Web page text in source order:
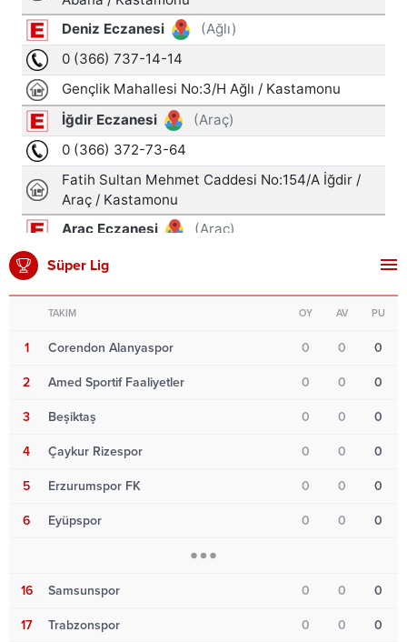
Süper Lig
TAKIM OY AV PU
1 Corendon Alanyaspor 0 0 0
2 Amed Sportif Faaliyetler 0 0 0
3 Beşiktaş 0 0 0
4 Çaykur Rizespor 0 0 0
5 Erzurumspor FK 0 0 0
6 Eyüpspor 0 0 0
16 Samsunspor 0 0 0
17 Trabzonspor 0 0 0